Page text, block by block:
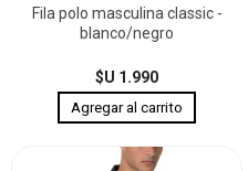
Fila polo masculina classic -
blanco/negro
$U 1.990